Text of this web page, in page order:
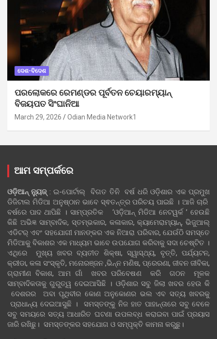
ଦେଶ-ବିଦେଶ
ପରଲୋକରେ ରେମଣ୍ଡର ପୂର୍ବତନ ଚେୟାରମ୍ୟାନ୍
ବିଜୟପତ ସିଂଘାନିଆ
March 29, 2026 Odian Media Network1
ଆମ ସମ୍ପର୍କରେ
ଓଡ଼ିଆନ୍‍ ନ୍ୟୁଜ୍‍: ଇ-ପୋର୍ଟାଲ୍ ବିଗତ ତିନି ବର୍ଷ ଧରି ଓଡ଼ିଶାର ଏକ ପ୍ରମୁଖ
ଡିଜିଟାଲ ମିଡିଆ ଅନୁଷ୍ଠାନ ଭାବେ ସ୍ଵତନ୍ତ୍ର ପରିଚୟ ପାଇଛି । ଆଜି ଚାରି
ବର୍ଷରେ ପାଦ ଥାପିଛି । ସାମ୍ପ୍ରତିକ ‘ଓଡ଼ିଆନ୍‍ ମିଡିଆ ନେଟୱର୍କ ’ ହେଉଛି
କିଛି ଅଭିଜ୍ଞ ସାମ୍ବାଦିକ, ସ୍ତମ୍ଭକାର, କଳାକାର, କ୍ୟାମେରାମ୍ୟାନ୍, ଭିଜୁଆଲ୍
ଏଡିଟର୍ ଏବଂ ସହଯୋଗୀ ମାନଙ୍କର ଏକ ନିଆରା ପରିବାର, ଯେଉଁଠି ସମସ୍ତେ
ମିଡିଆକୁ ବିକାଶର ଏକ ମାଧ୍ୟମ ଭାବେ ଉପଯୋଗ କରିବାକୁ ସଦା ଚେଷ୍ଟିତ ।
ଏଥିରେ ମୁଖ୍ୟ ଖବର ବ୍ୟତୀତ ଶିକ୍ଷା, ସ୍ୱାସ୍ଥ୍ୟ, ବୃତ୍ତି, ପର୍ଯ୍ୟଟନ,
କ୍ରୀଡା, କଳା ସଂସ୍କୃତି, ମନୋରଞ୍ଜନ ,ଭିନ୍ନ ମଣିଷ, ପ୍ରେରଣା, ଜୀବନ ଜୀବିକା,
ଗ୍ରାମୀଣ ବିକାଶ, ଆମ ଗାଁ ଖବର ପରିବେଷଣ କରି ଗଠନ ମୂଳକ
ସାମ୍ବାଦିକତାକୁ ଗୁରୁତ୍ୱ ଦେଇଆସିଛି । ଓଡ଼ିଶାର ସବୁ ଜିଲା ଖବର ହେଉ କି
ଦେଶରର ଅବା ପୃଥିବୀର କୋଣ ଅନୁକୋଣର ଭଲ ଏବ ସତ୍ୟ ଖବରକୁ
ପ୍ରାଧାନ୍ୟ ଦେଇଆସୁଛି । ସମସ୍ତଙ୍କୁ ନିଜ ହାତ ପାହାନ୍ତାରେ ସବୁ ବେଳେ
ସବୁ ସମୟରେ ସତ୍ୟ ଆଧାରିତ ଘଟଣା ଉପଲବ୍ଧ କରାଇବା ପାଇଁ ପ୍ରୟାସ
ଜାରି ରଖିଛୁ। ସମସ୍ତଙ୍କର ସହଯୋଗ ଓ ସମ୍ପୃକ୍ତି କାମନା କରୁଛୁ।